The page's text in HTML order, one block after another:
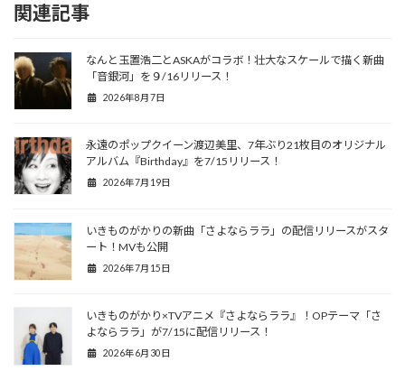
関連記事
なんと玉置浩二とASKAがコラボ！壮大なスケールで描く新曲
「音銀河」を９/16リリース！
2026年8月7日
永遠のポップクイーン渡辺美里、7年ぶり21枚目のオリジナル
アルバム『Birthday』を7/15リリース！
2026年7月19日
いきものがかりの新曲「さよならララ」の配信リリースがスタ
ート！MVも公開
2026年7月15日
いきものがかり×TVアニメ『さよならララ』！OPテーマ「さ
よならララ」が7/15に配信リリース！
2026年6月30日